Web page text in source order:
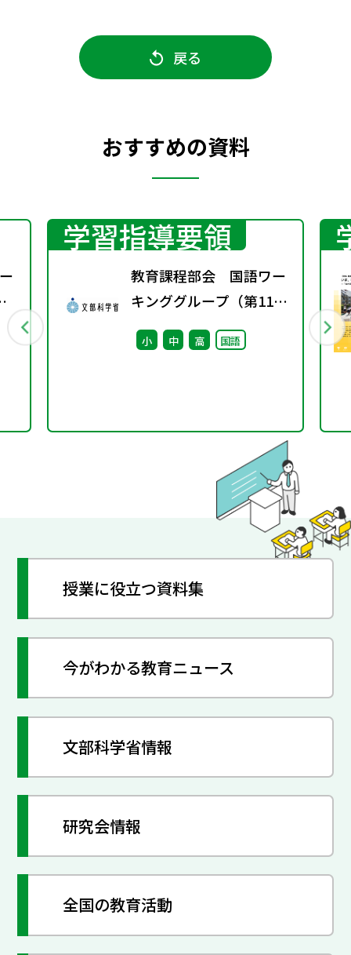
戻る
おすすめの資料
学習指導要領
教育課程部会 国語ワー
キンググループ（第11
回） 配付資料
小 中 高 国語
授業に役立つ資料集
今がわかる教育ニュース
文部科学省情報
研究会情報
全国の教育活動